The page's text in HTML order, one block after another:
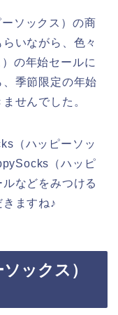
ソックス）の商
いながら、色々
の年始セールに
季節限定の年始
せんでした。
（ハッピーソッ
（ハッピ
などをみつける
ますね♪
ックス）